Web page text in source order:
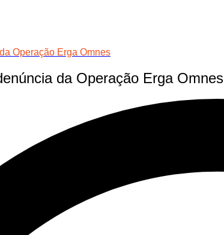
Operação Erga Omnes
da Operação Erga Omnes